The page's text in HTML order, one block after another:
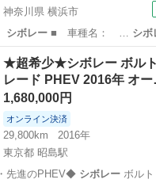
神奈川県 横浜市
シボレー■ 車種名： … シボ
その他
★超希少★シボレー ボル
レード PHEV 2016年 オ
1,680,000円
オンライン決済
29,800km
2016年
東京都 昭島駅
先進のPHEV◆ シボレーボルト